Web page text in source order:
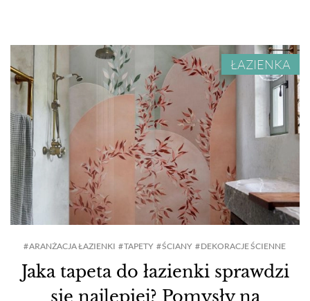
ŁAZIENKA
Jaka tapeta do łazienki sprawdzi
się najlepiej? Pomysły na
ARANŻACJA ŁAZIENKI TAPETY ŚCIANY DEKORACJE ŚCIENNE